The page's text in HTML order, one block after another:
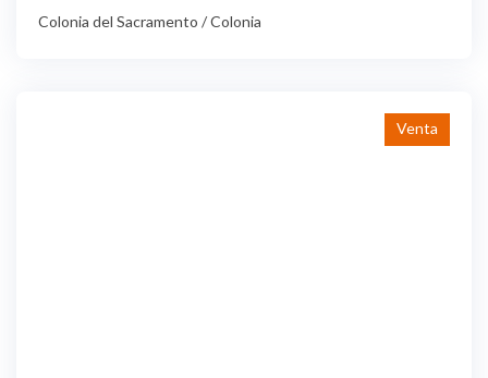
Colonia del Sacramento / Colonia
Venta